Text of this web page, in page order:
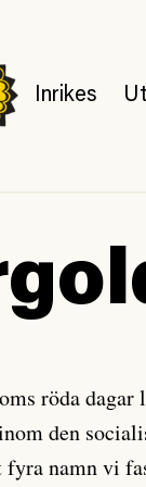
Inrikes
röda dagar
den
namn vi